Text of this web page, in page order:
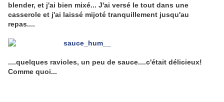
blender, et j'ai bien mixé... J'ai versé le tout dans une
casserole et j'ai laissé mijoté tranquillement jusqu'au
repas....
....quelques ravioles, un peu de sauce....c'était délicieux!
Comme quoi...